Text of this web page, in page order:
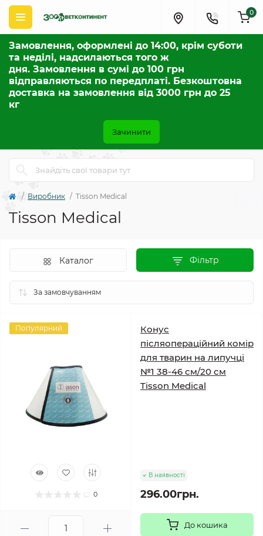
Замовлення, оформлені до 14:00, крім суботи
та неділі, надсилаються того ж
дня. Замовлення в сумі до 100 грн
відправляються по передплаті. Безкоштовна
доставка на замовлення від 3000 грн до 25
кг
Зачинити
0
Виробник Tisson Medical
Tisson Medical
Фільтр
Каталог
Популярний
0
Конус
післяопераційний комір
для тварин на липучці
№1 38-46 см/20 см
Tisson Medical
В наявності
296.00грн.
До кошика